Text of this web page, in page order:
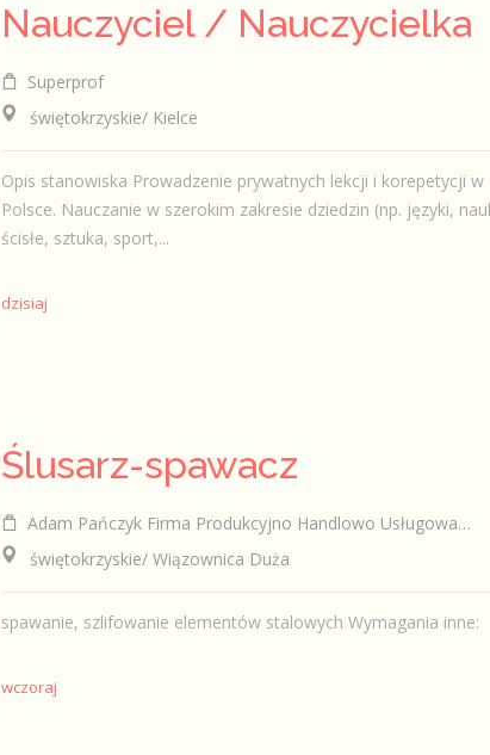
Nauczyciel / Nauczycielka
Superprof
świętokrzyskie/ Kielce
Opis stanowiska Prowadzenie prywatnych lekcji i korepetycji w
Polsce. Nauczanie w szerokim zakresie dziedzin (np. języki,
ścisłe, sztuka, sport,...
dzisiaj
Ślusarz-spawacz
Adam Pańczyk Firma Produkcyjno Handlowo Usługowa "KONRAD" Wiązownica Duża
świętokrzyskie/ Wiązownica Duża
spawanie, szlifowanie elementów stalowych Wymagania inne:
wczoraj